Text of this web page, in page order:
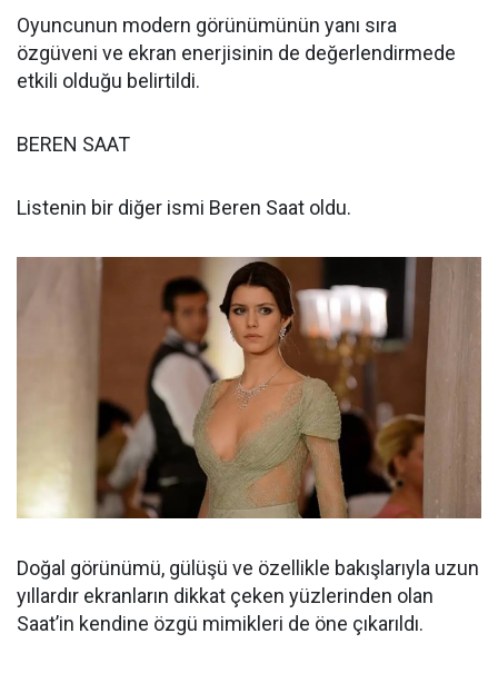
Oyuncunun modern görünümünün yanı sıra
özgüveni ve ekran enerjisinin de değerlendirmede
etkili olduğu belirtildi.
BEREN SAAT
Listenin bir diğer ismi Beren Saat oldu.
Doğal görünümü, gülüşü ve özellikle bakışlarıyla uzun
yıllardır ekranların dikkat çeken yüzlerinden olan
Saat’in kendine özgü mimikleri de öne çıkarıldı.